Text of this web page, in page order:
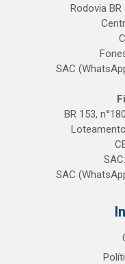
Rodovia BR
SAC
BR 153,
SAC